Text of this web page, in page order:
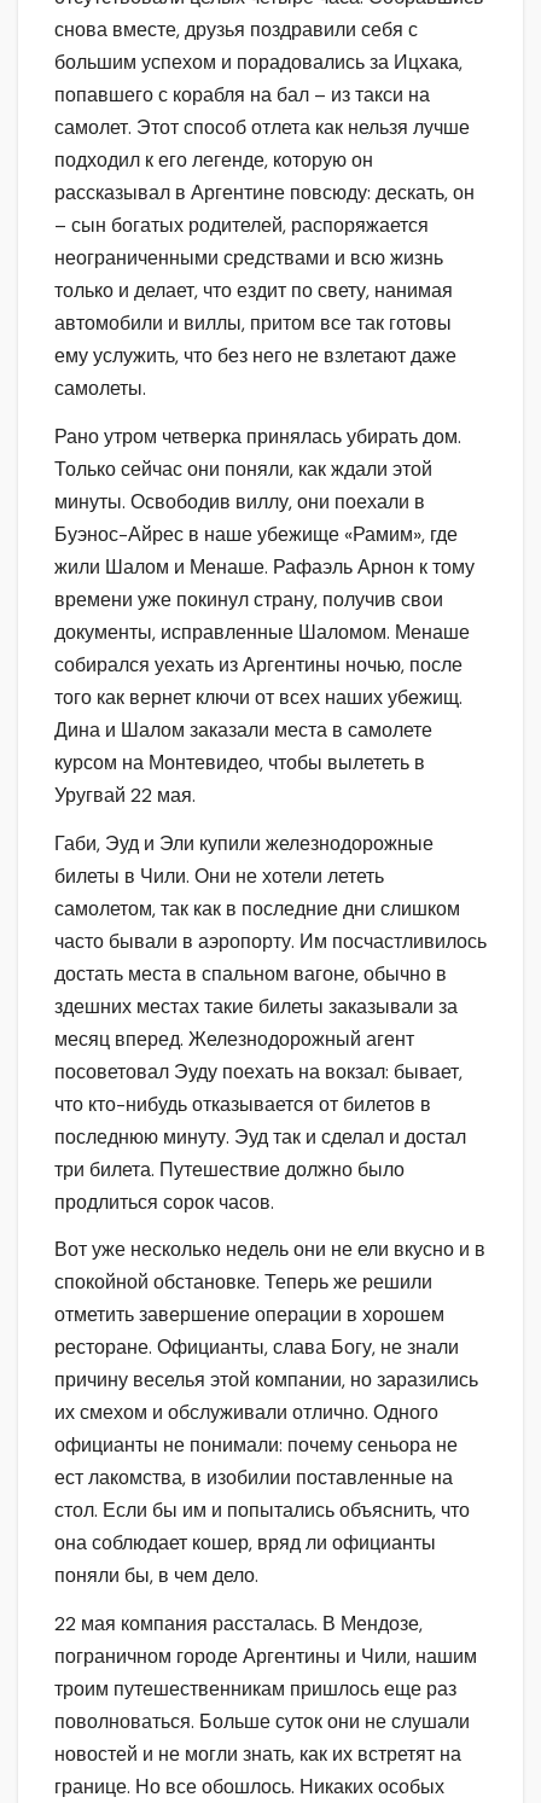
снова вместе, друзья поздравили себя с
большим успехом и порадовались за Ицхака,
попавшего с корабля на бал – из такси на
самолет. Этот способ отлета как нельзя лучше
подходил к его легенде, которую он
рассказывал в Аргентине повсюду: дескать, он
– сын богатых родителей, распоряжается
неограниченными средствами и всю жизнь
только и делает, что ездит по свету, нанимая
автомобили и виллы, притом все так готовы
ему услужить, что без него не взлетают даже
самолеты.
Рано утром четверка принялась убирать дом.
Только сейчас они поняли, как ждали этой
минуты. Освободив виллу, они поехали в
Буэнос-Айрес в наше убежище «Рамим», где
жили Шалом и Менаше. Рафаэль Арнон к тому
времени уже покинул страну, получив свои
документы, исправленные Шаломом. Менаше
собирался уехать из Аргентины ночью, после
того как вернет ключи от всех наших убежищ.
Дина и Шалом заказали места в самолете
курсом на Монтевидео, чтобы вылететь в
Уругвай 22 мая.
Габи, Эуд и Эли купили железнодорожные
билеты в Чили. Они не хотели лететь
самолетом, так как в последние дни слишком
часто бывали в аэропорту. Им посчастливилось
достать места в спальном вагоне, обычно в
здешних местах такие билеты заказывали за
месяц вперед. Железнодорожный агент
посоветовал Эуду поехать на вокзал: бывает,
что кто-нибудь отказывается от билетов в
последнюю минуту. Эуд так и сделал и достал
три билета. Путешествие должно было
продлиться сорок часов.
Вот уже несколько недель они не ели вкусно и в
спокойной обстановке. Теперь же решили
отметить завершение операции в хорошем
ресторане. Официанты, слава Богу, не знали
причину веселья этой компании, но заразились
их смехом и обслуживали отлично. Одного
официанты не понимали: почему сеньора не
ест лакомства, в изобилии поставленные на
стол. Если бы им и попытались объяснить, что
она соблюдает кошер, вряд ли официанты
поняли бы, в чем дело.
22 мая компания рассталась. В Мендозе,
пограничном городе Аргентины и Чили, нашим
троим путешественникам пришлось еще раз
поволноваться. Больше суток они не слушали
новостей и не могли знать, как их встретят на
границе. Но все обошлось. Никаких особых